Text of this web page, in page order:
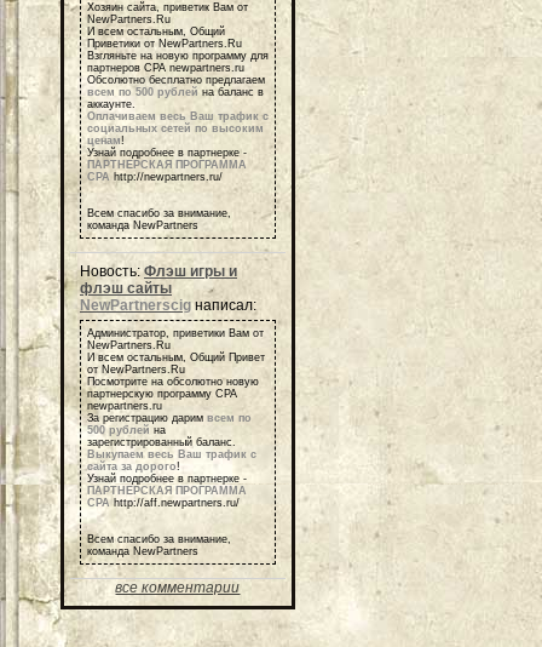
Хозяин сайта, приветик Вам от
NewPartners.Ru
И всем остальным, Общий
Приветики от NewPartners.Ru
Взгляньте на новую программу для
партнеров СРА newpartners.ru
Обсолютно бесплатно предлагаем
всем по 500 рублей на баланс в
аккаунте.
Оплачиваем весь Ваш трафик с
социальных сетей по высоким
ценам!
Узнай подробнее в партнерке -
ПАРТНЕРСКАЯ ПРОГРАММА
СРА http://newpartners.ru/
Всем спасибо за внимание,
команда NewPartners
Новость:Флэш игры и
флэш сайты
NewPartnerscigнаписал:
Администратор, приветики Вам от
NewPartners.Ru
И всем остальным, Общий Привет
от NewPartners.Ru
Посмотрите на обсолютно новую
партнерскую программу СРА
newpartners.ru
За регистрацию дарим всем по
500 рублей на
зарегистрированный баланс.
Выкупаем весь Ваш трафик с
сайта за дорого!
Узнай подробнее в партнерке -
ПАРТНЕРСКАЯ ПРОГРАММА
СРА http://aff.newpartners.ru/
Всем спасибо за внимание,
команда NewPartners
все комментарии